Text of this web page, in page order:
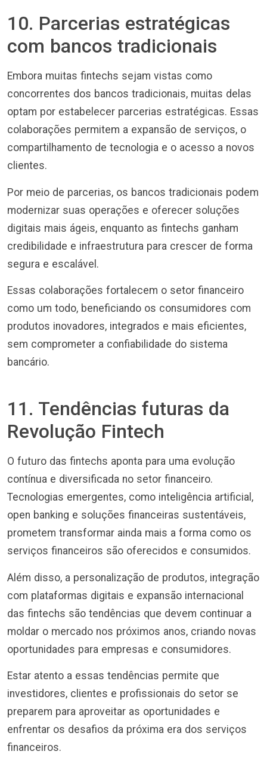
10. Parcerias estratégicas
com bancos tradicionais
Embora muitas fintechs sejam vistas como
concorrentes dos bancos tradicionais, muitas delas
optam por estabelecer parcerias estratégicas. Essas
colaborações permitem a expansão de serviços, o
compartilhamento de tecnologia e o acesso a novos
clientes.
Por meio de parcerias, os bancos tradicionais podem
modernizar suas operações e oferecer soluções
digitais mais ágeis, enquanto as fintechs ganham
credibilidade e infraestrutura para crescer de forma
segura e escalável.
Essas colaborações fortalecem o setor financeiro
como um todo, beneficiando os consumidores com
produtos inovadores, integrados e mais eficientes,
sem comprometer a confiabilidade do sistema
bancário.
11. Tendências futuras da
Revolução Fintech
O futuro das fintechs aponta para uma evolução
contínua e diversificada no setor financeiro.
Tecnologias emergentes, como inteligência artificial,
open banking e soluções financeiras sustentáveis,
prometem transformar ainda mais a forma como os
serviços financeiros são oferecidos e consumidos.
Além disso, a personalização de produtos, integração
com plataformas digitais e expansão internacional
das fintechs são tendências que devem continuar a
moldar o mercado nos próximos anos, criando novas
oportunidades para empresas e consumidores.
Estar atento a essas tendências permite que
investidores, clientes e profissionais do setor se
preparem para aproveitar as oportunidades e
enfrentar os desafios da próxima era dos serviços
financeiros.